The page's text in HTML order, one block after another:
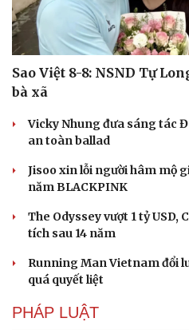
Sao Việt 8-8: NSND Tự
bà xã
Vicky Nhung đưa sáng tác
an toàn ballad
Jisoo xin lỗi người hâm mộ
năm BLACKPINK
The Odyssey vượt 1 tỷ
tích sau 14 năm
Running Man Vietnam đổi
quá quyết liệt
PHÁP LUẬT